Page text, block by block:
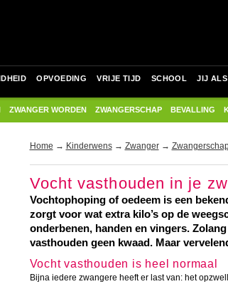
OPVOEDING VRIJE TIJD SCHOOL
JIJ
ZWANGER WORDEN ZWANGERSCHAP BEVALLING
Home → Kinderwens→ Zwanger→
Vocht vasthouden in je
Vochtophoping of oedeem is een
zorgt voor wat extra kilo’s op de
onderbenen, handen en vingers.
vasthouden geen kwaad. Maar
Vocht vasthouden is heel normaal
Bijna iedere zwangere heeft er last van: het